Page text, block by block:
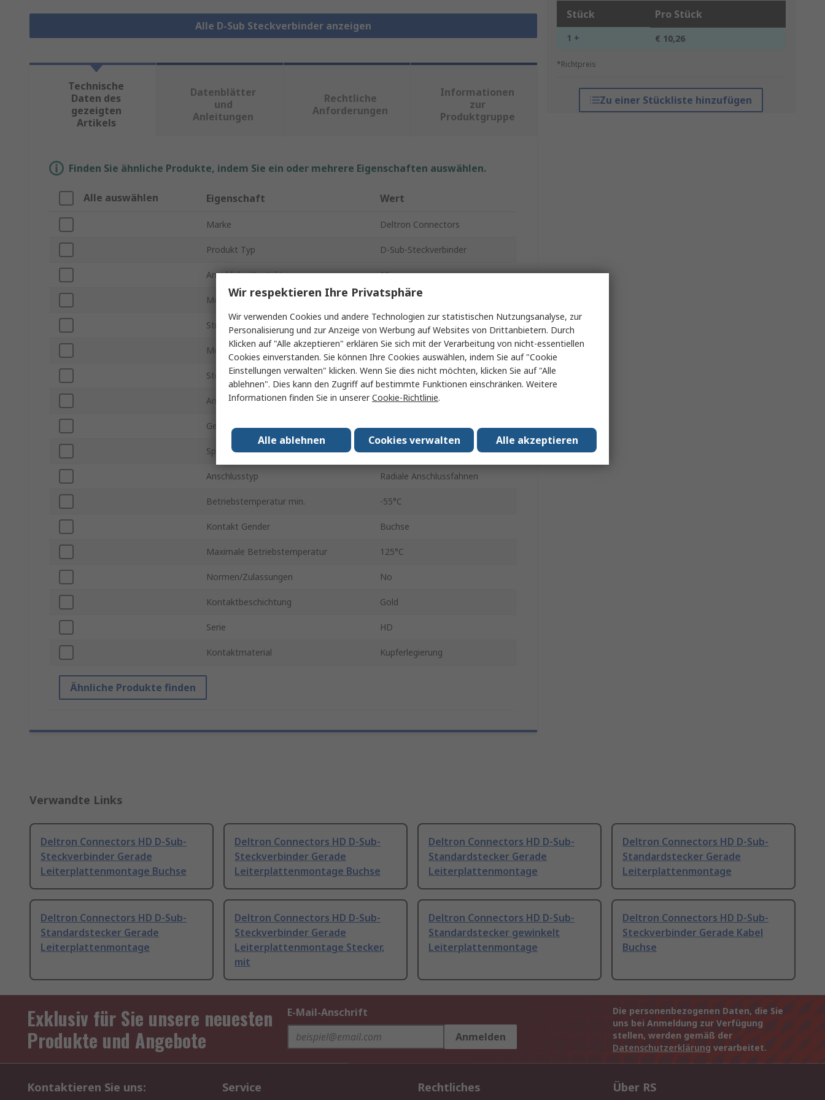
Alle D-Sub Steckverbinder anzeigen
Stück Pro Stück
1 + € 10,26
*Richtpreis
Zu einer Stückliste hinzufügen
Technische
Daten des
gezeigten
Artikels
Datenblätter
und
Anleitungen
Rechtliche
Anforderungen
Informationen
zur
Produktgruppe
Finden Sie ähnliche Produkte, indem Sie ein oder mehrere Eigenschaften auswählen.
Alle auswählen Eigenschaft Wert
Marke Deltron Connectors
Produkt Typ D-Sub-Steckverbinder
Anzahl der Kontakte 15
Montageausrichtung Gerade
Stromstärke 5A
Montageart Leiterplattenmontage
Steckverbinder Gender Buchse
Anschlusstyp D Hohe Dichte
Gehäusematerial Stahl
Spannung 60V
Anschlusstyp Radiale Anschlussfahnen
Betriebstemperatur min. -55°C
Kontakt Gender Buchse
Maximale Betriebstemperatur 125°C
Normen/Zulassungen No
Kontaktbeschichtung Gold
Serie HD
Kontaktmaterial Kupferlegierung
Ähnliche Produkte finden
Verwandte Links
Deltron Connectors HD D-Sub-
Steckverbinder Gerade
Leiterplattenmontage Buchse
Deltron Connectors HD D-Sub-
Steckverbinder Gerade
Leiterplattenmontage Buchse
Deltron Connectors HD D-Sub-
Standardstecker Gerade
Leiterplattenmontage
Deltron Connectors HD D-Sub-
Standardstecker Gerade
Leiterplattenmontage
Deltron Connectors HD D-Sub-
Standardstecker Gerade
Leiterplattenmontage
Deltron Connectors HD D-Sub-
Steckverbinder Gerade
Leiterplattenmontage Stecker,
mit
Deltron Connectors HD D-Sub-
Standardstecker gewinkelt
Leiterplattenmontage
Deltron Connectors HD D-Sub-
Steckverbinder Gerade Kabel
Buchse
Exklusiv für Sie unsere neuesten
Produkte und Angebote
E-Mail-Anschrift
Anmelden
Die personenbezogenen Daten, die Sie
uns bei Anmeldung zur Verfügung
stellen, werden gemäß der
Datenschutzerklärung verarbeitet.
Kontaktieren Sie uns: Service Rechtliches Über RS
Wir respektieren Ihre Privatsphäre
Wir verwenden Cookies und andere Technologien zur statistischen Nutzungsanalyse, zur
Personalisierung und zur Anzeige von Werbung auf Websites von Drittanbietern. Durch
Klicken auf "Alle akzeptieren" erklären Sie sich mit der Verarbeitung von nicht-essentiellen
Cookies einverstanden. Sie können Ihre Cookies auswählen, indem Sie auf "Cookie
Einstellungen verwalten" klicken. Wenn Sie dies nicht möchten, klicken Sie auf "Alle
ablehnen". Dies kann den Zugriff auf bestimmte Funktionen einschränken. Weitere
Informationen finden Sie in unsererCookie-Richtlinie.
Alle akzeptieren
Cookies verwalten
Alle ablehnen